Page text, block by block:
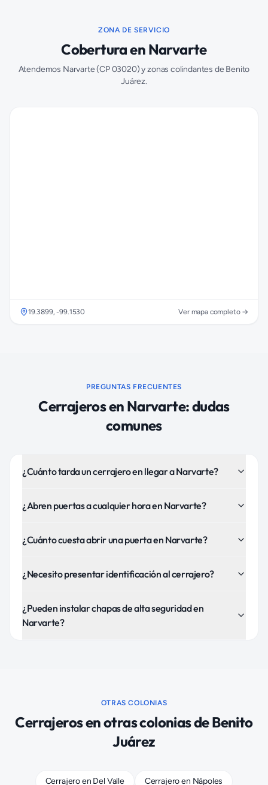
ZONA DE SERVICIO
Cobertura en Narvarte
Atendemos Narvarte(CP03020) y zonas colindantes de Benito
Juárez.
19.3899,-99.1530 Ver mapa completo →
PREGUNTAS FRECUENTES
Cerrajerosen Narvarte: dudas
comunes
¿Cuánto tarda un cerrajero en llegar a Narvarte?
¿Abren puertas a cualquier hora en Narvarte?
¿Cuánto cuesta abrir una puerta en Narvarte?
¿Necesito presentar identificación al cerrajero?
¿Pueden instalar chapas de alta seguridad en
Narvarte?
OTRAS COLONIAS
Cerrajerosen otras colonias deBenito
Juárez
Cerrajeroen Del Valle Cerrajeroen Nápoles